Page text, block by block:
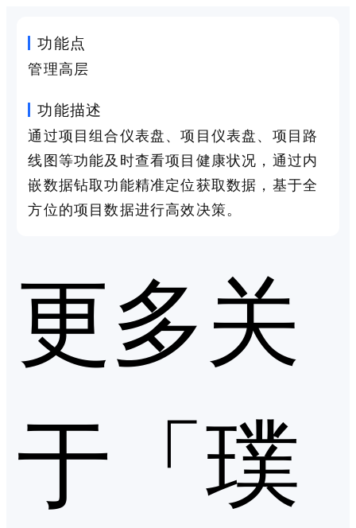
功能点
管理高层
功能描述
通过项目组合仪表盘、项目仪表盘、项目路
线图等功能及时查看项目健康状况，通过内
嵌数据钻取功能精准定位获取数据，基于全
方位的项目数据进行高效决策。
更多关
于「璞